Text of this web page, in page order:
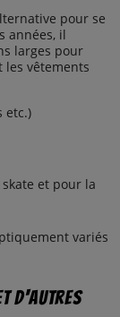
pour se
années, il
larges pour
les vêtements
etc.)
et pour la
variés
d'autres